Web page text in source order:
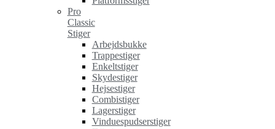
Pro
Classic
Stiger
Arbejdsbukke
Trappestiger
Enkeltstiger
Skydestiger
Hejsestiger
Combistiger
Lagerstiger
Vinduespudserstiger